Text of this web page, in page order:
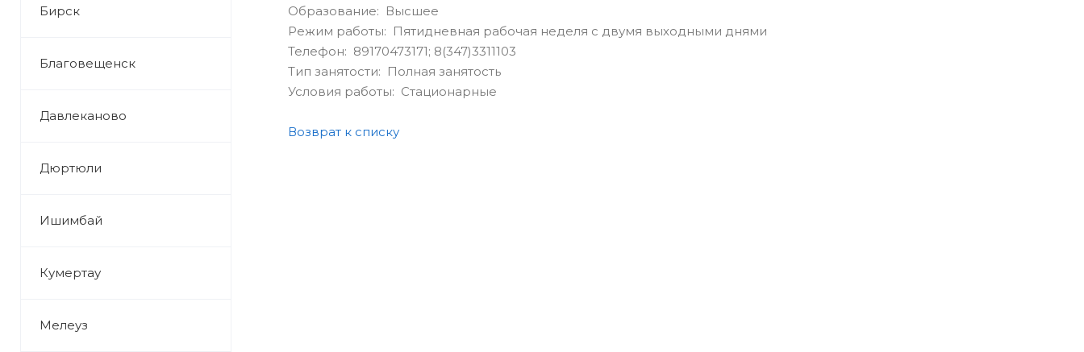
Бирск
Благовещенск
Давлеканово
Дюртюли
Ишимбай
Кумертау
Мелеуз
Образование: Высшее
Режим работы: Пятидневная рабочая неделя с двумя выходными днями
Телефон: 89170473171; 8(347)3311103
Тип занятости: Полная занятость
Условия работы: Стационарные
Возврат к списку